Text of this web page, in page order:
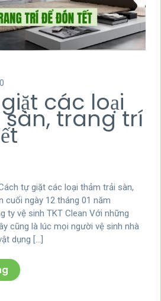
0
các loại
sàn, trang trí
tự giặt các loại thảm trải sàn,
cuối ngày 12 tháng 01 năm
ty vệ sinh TKT Clean Với những
cũng là lúc mọi người vệ sinh nhà
dụng […]